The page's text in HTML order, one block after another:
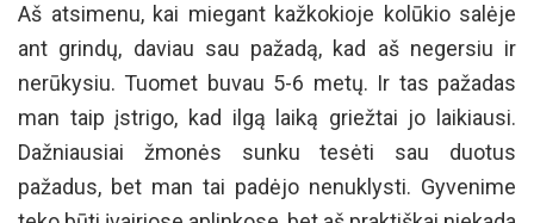
Aš atsimenu, kai miegant kažkokioje kolūkio salėje
ant grindų, daviau sau pažadą, kad aš negersiu ir
nerūkysiu. Tuomet buvau 5-6 metų. Ir tas pažadas
man taip įstrigo, kad ilgą laiką griežtai jo laikiausi.
Dažniausiai žmonės sunku tesėti sau duotus
pažadus, bet man tai padėjo nenuklysti. Gyvenime